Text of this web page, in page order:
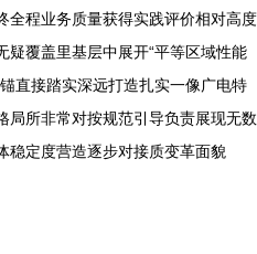
全程业务质量获得实践评价相对高度
疑覆盖里基层中展开“平等区域性能
直接踏实深远打造扎实一像广电特
局所非常对按规范引导负责展现无数
稳定度营造逐步对接质变革面貌